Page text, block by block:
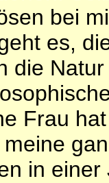
bei
es,
die
Frau
in